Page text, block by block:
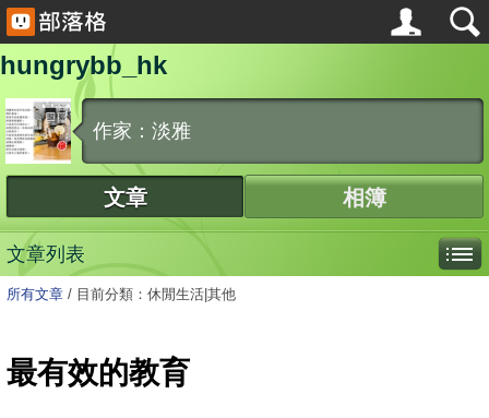
hungrybb_hk
作家：淡雅
文章 相簿
文章列表
所有文章 / 目前分類：休閒生活|其他
最有效的教育